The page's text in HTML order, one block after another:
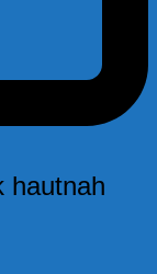
hautnah